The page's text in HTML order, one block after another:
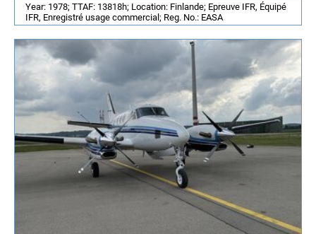
Year: 1978; TTAF: 13818h; Location: Finlande; Epreuve IFR, Équipé
IFR, Enregistré usage commercial; Reg. No.: EASA